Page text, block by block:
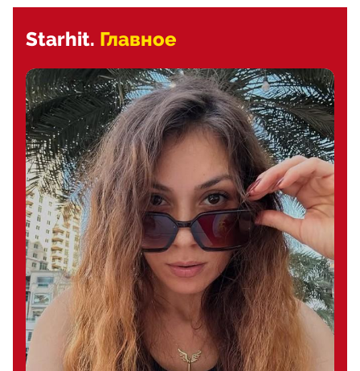
Starhit. Главное